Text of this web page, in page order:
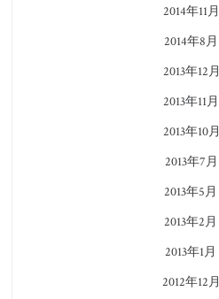
2014年11月
2014年8月
2013年12月
2013年11月
2013年10月
2013年7月
2013年5月
2013年2月
2013年1月
2012年12月